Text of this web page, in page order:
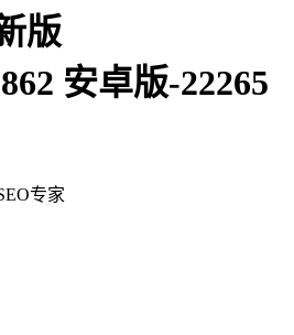
版
安卓版-22265
专家